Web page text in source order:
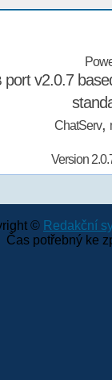
port v2.0.7
ChatServ,
Version
© Redakční
Čas potřebný ke